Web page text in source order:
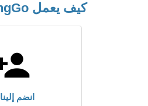
كيف يعمل MysDatingGo
انضم إلينا